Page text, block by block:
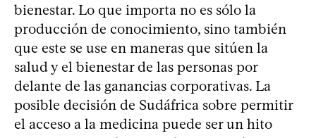
bienestar. Lo que importa no es sólo la
producción de conocimiento, sino también
que este se use en maneras que sitúen la
salud y el bienestar de las personas por
delante de las ganancias corporativas. La
posible decisión de Sudáfrica sobre permitir
el acceso a la medicina puede ser un hito